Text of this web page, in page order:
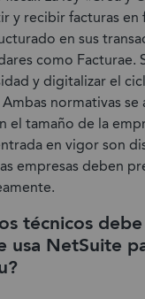
y recibir facturas
en sus
como Facturae.
y digitalizar el
normativas
el tamaño de la
en vigor son
empresas deben
técnicos
usa NetSuite